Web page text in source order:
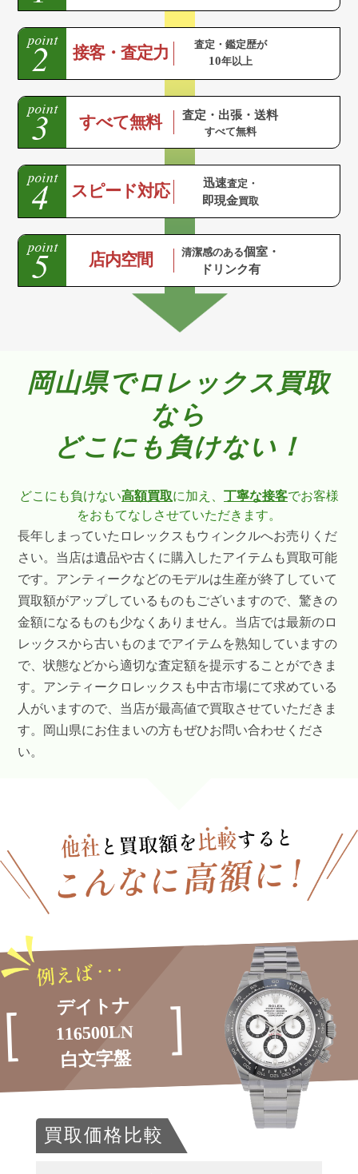
接客・査定力 査定・鑑定歴が
10年以上
すべて無料 査定・出張・送料
すべて無料
スピード対応 迅速査定・
即現金買取
店内空間 清潔感のある個室・
ドリンク有
岡山県でロレックス買取
なら
どこにも負けない！
どこにも負けない高額買取に加え、 丁寧な接客でお客様
をおもてなしさせていただきます。
長年しまっていたロレックスもウィンクルへお売りくだ
さい。当店は遺品や古くに購入したアイテムも買取可能
です。アンティークなどのモデルは生産が終了していて
買取額がアップしているものもございますので、驚きの
金額になるものも少なくありません。当店では最新のロ
レックスから古いものまでアイテムを熟知していますの
で、状態などから適切な査定額を提示することができま
す。アンティークロレックスも中古市場にて求めている
人がいますので、当店が最高値で買取させていただきま
す。岡山県にお住まいの方もぜひお問い合わせくださ
い。
デイトナ
116500LN
白文字盤
買取価格比較